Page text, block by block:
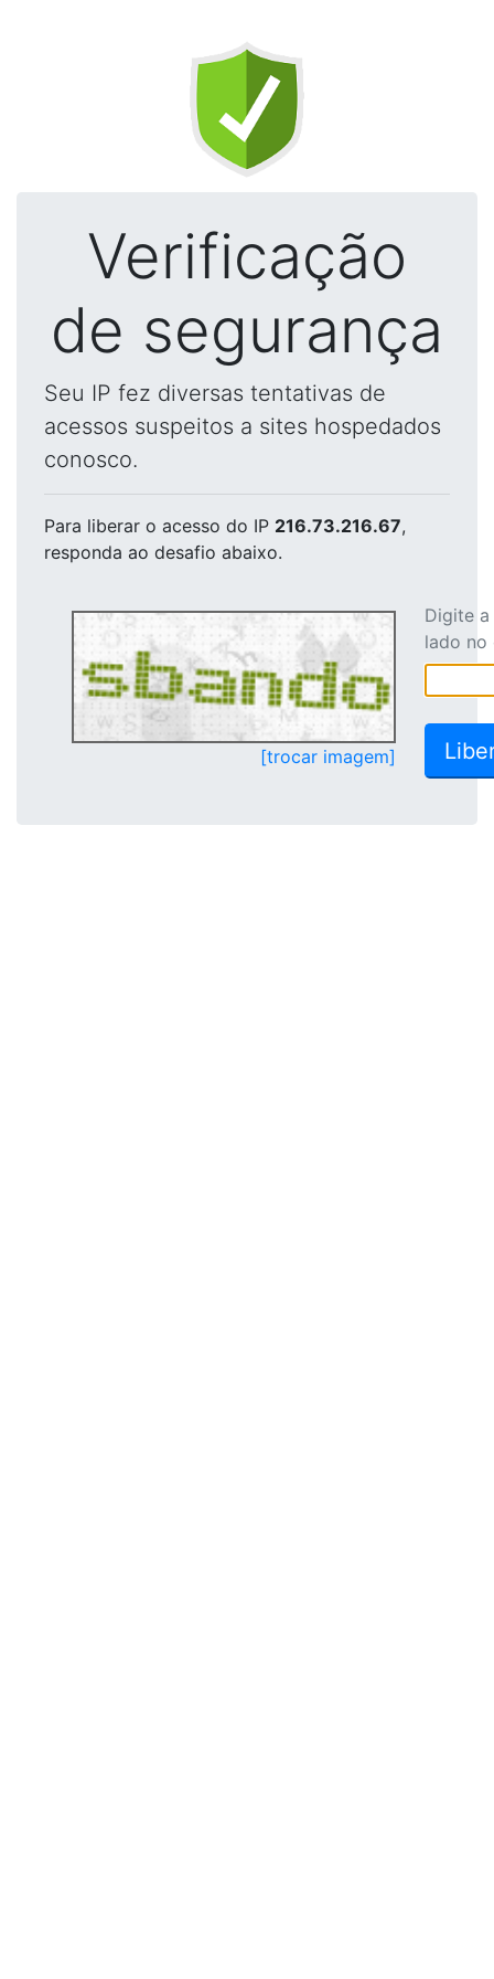
Verificação
de segurança
Seu IP fez diversas tentativas de
acessos suspeitos a sites hospedados
conosco.
Para liberar o acesso do IP 216.73.216.67,
responda ao desafio abaixo.
[trocar imagem]
Digite
lado no